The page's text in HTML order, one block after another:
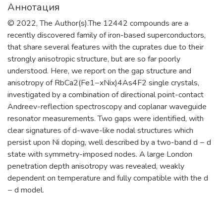
инженерно-физической
биомедицины. Занятие лидерских
позиций в биомедицинских
технологиях XXI века и внедрение их в
образовательный процесс, что отвечает
решению практикоориентированной
задачи мирового уровня – диагностике
и терапии на клеточном уровне
социально-значимых заболеваний
человека.
Аннотация
© 2022, The Author(s).The 12442 compounds are a
recently discovered family of iron-based superconductors,
that share several features with the cuprates due to their
strongly anisotropic structure, but are so far poorly
understood. Here, we report on the gap structure and
anisotropy of RbCa2(Fe1−xNix)4As4F2 single crystals,
investigated by a combination of directional point-contact
Andreev-reflection spectroscopy and coplanar waveguide
resonator measurements. Two gaps were identified, with
clear signatures of d-wave-like nodal structures which
persist upon Ni doping, well described by a two-band d − d
state with symmetry-imposed nodes. A large London
penetration depth anisotropy was revealed, weakly
dependent on temperature and fully compatible with the d
− d model.